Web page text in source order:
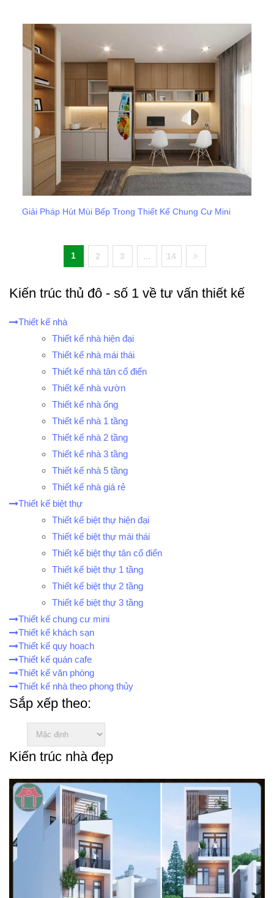
Kiến trúc thủ đô - số 1 về tư vấn thiết kế
Thiết kế nhà
Thiết kế nhà hiện đại
Thiết kế nhà mái thái
Thiết kế nhà tân cổ điển
Thiết kế nhà vườn
Thiết kế nhà ống
Thiết kế nhà 1 tầng
Thiết kế nhà 2 tầng
Thiết kế nhà 3 tầng
Thiết kế nhà 5 tầng
Thiết kế nhà giá rẻ
Thiết kế biệt thự
Thiết kế biệt thự hiện đại
Thiết kế biệt thự mái thái
Thiết kế biệt thự tân cổ điển
Thiết kế biệt thự 1 tầng
Thiết kế biệt thự 2 tầng
Thiết kế biệt thự 3 tầng
Thiết kế chung cư mini
Thiết kế khách sạn
Thiết kế quy hoạch
Thiết kế quán cafe
Thiết kế văn phòng
Thiết kế nhà theo phong thủy
Sắp xếp theo:
Kiến trúc nhà đẹp
Giải Pháp Hút Mùi Bếp Trong Thiết Kế Chung Cư Mini
1 2 3 ... 14